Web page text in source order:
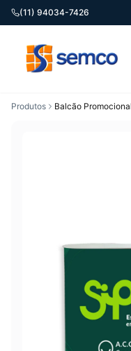
(11) 94034-7426
Produtos Balcão